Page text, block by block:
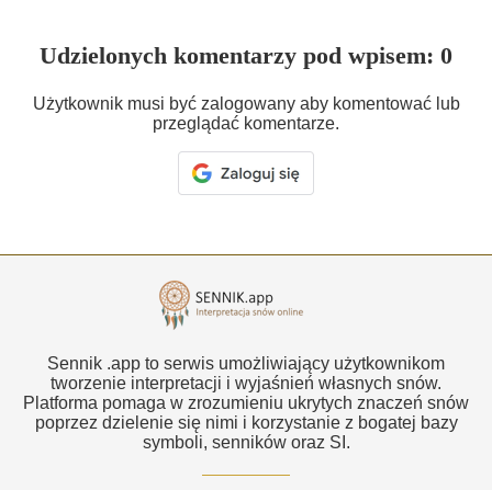
Udzielonych komentarzy pod wpisem: 0
Użytkownik musi być zalogowany aby komentować lub
przeglądać komentarze.
Sennik .app to serwis umożliwiający użytkownikom
tworzenie interpretacji i wyjaśnień własnych snów.
Platforma pomaga w zrozumieniu ukrytych znaczeń snów
poprzez dzielenie się nimi i korzystanie z bogatej bazy
symboli, senników oraz SI.